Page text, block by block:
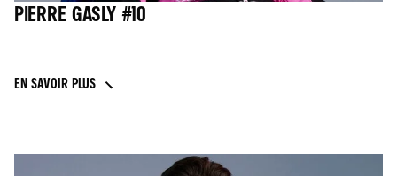
PIERRE GASLY #10
EN SAVOIR PLUS